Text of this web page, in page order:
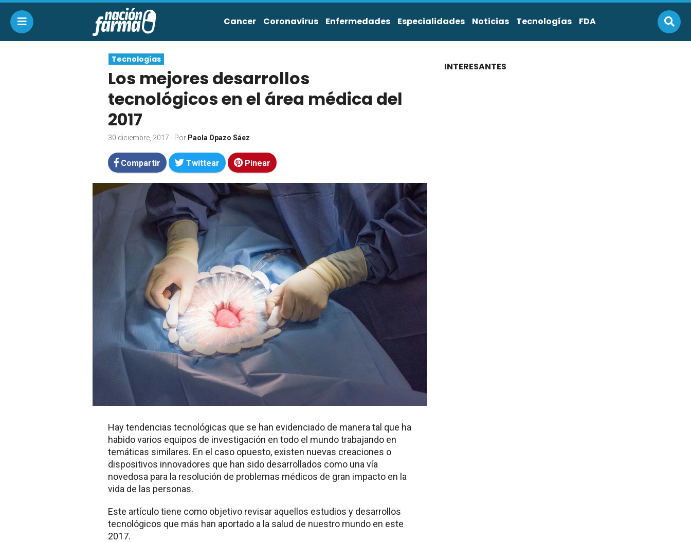
Cancer Coronavirus Enfermedades Especialidades Noticias Tecnologías FDA
Tecnologías
Los mejores desarrollos
tecnológicos en el área médica del
2017
30 diciembre, 2017 - Por Paola Opazo Sáez
Compartir Twittear Pinear
Hay tendencias tecnológicas que se han evidenciado de manera tal que ha
habido varios equipos de investigación en todo el mundo trabajando en
temáticas similares. En el caso opuesto, existen nuevas creaciones o
dispositivos innovadores que han sido desarrollados como una vía
novedosa para la resolución de problemas médicos de gran impacto en la
vida de las personas.
Este artículo tiene como objetivo revisar aquellos estudios y desarrollos
tecnológicos que más han aportado a la salud de nuestro mundo en este
2017.
INTERESANTES